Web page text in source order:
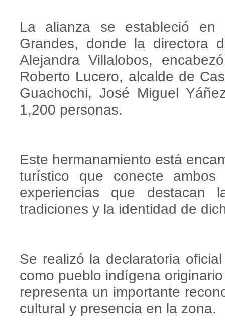
La alianza se estableció
Grandes, donde la directora
Alejandra Villalobos,
Roberto Lucero, alcalde de
Guachochi, José Miguel
1,200 personas.
Este hermanamiento está
turístico que conecte
experiencias que destacan
tradiciones y la identidad de
Se realizó la declaratoria
como pueblo indígena
representa un importante
cultural y presencia en la zona.